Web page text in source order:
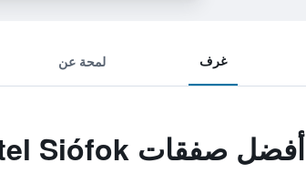
غرف لمحة عن
أفضل صفقات Luxury Apartment Hotel Siófok